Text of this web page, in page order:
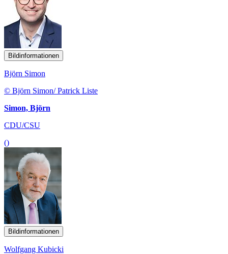
Bildinformationen
Björn Simon
© Björn Simon/ Patrick Liste
Simon, Björn
CDU/CSU
()
Bildinformationen
Wolfgang Kubicki